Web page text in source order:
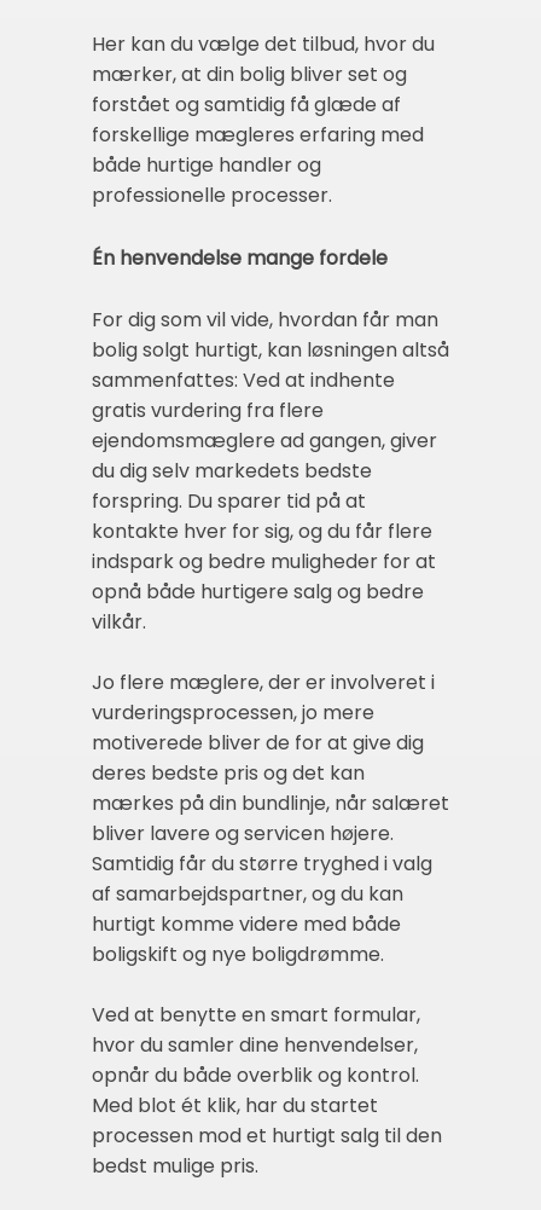
Her kan du vælge det tilbud, hvor du
mærker, at din bolig bliver set og
forstået og samtidig få glæde af
forskellige mægleres erfaring med
både hurtige handler og
professionelle processer.
Én henvendelse mange fordele
For dig som vil vide, hvordan får man
bolig solgt hurtigt, kan løsningen altså
sammenfattes: Ved at indhente
gratis vurdering fra flere
ejendomsmæglere ad gangen, giver
du dig selv markedets bedste
forspring. Du sparer tid på at
kontakte hver for sig, og du får flere
indspark og bedre muligheder for at
opnå både hurtigere salg og bedre
vilkår.
Jo flere mæglere, der er involveret i
vurderingsprocessen, jo mere
motiverede bliver de for at give dig
deres bedste pris og det kan
mærkes på din bundlinje, når salæret
bliver lavere og servicen højere.
Samtidig får du større tryghed i valg
af samarbejdspartner, og du kan
hurtigt komme videre med både
boligskift og nye boligdrømme.
Ved at benytte en smart formular,
hvor du samler dine henvendelser,
opnår du både overblik og kontrol.
Med blot ét klik, har du startet
processen mod et hurtigt salg til den
bedst mulige pris.